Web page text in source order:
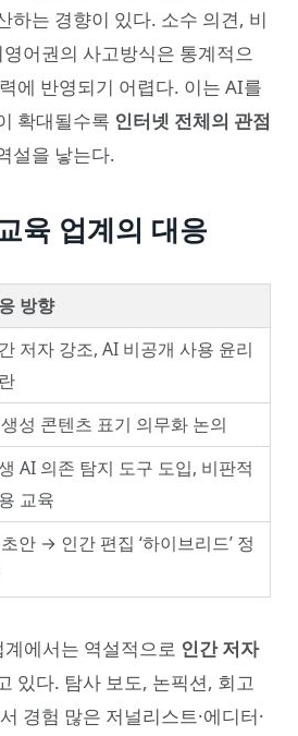
하는 경향이 있다. 소수 의견, 비
어권의 사고방식은 통계적으
에 반영되기 어렵다. 이는 AI를
확대될수록 인터넷 전체의 관점
설을 낳는다.
육 업계의 대응
방향
저자 강조, AI 비공개 사용 윤리
성 콘텐츠 표기 의무화 논의
AI 의존 탐지 도구 도입, 비판적
교육
안 → 인간 편집 ‘하이브리드’ 정
에서는 역설적으로 인간 저자
있다. 탐사 보도, 논픽션, 회고
경험 많은 저널리스트·에디터·